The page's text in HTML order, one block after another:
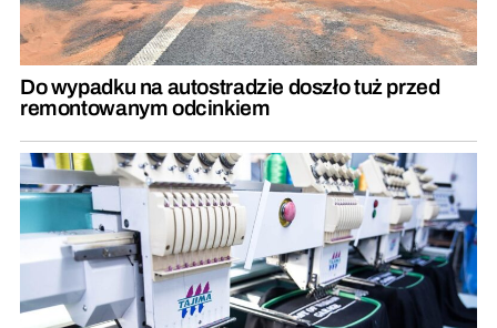
Do wypadku na autostradzie doszło tuż przed
remontowanym odcinkiem